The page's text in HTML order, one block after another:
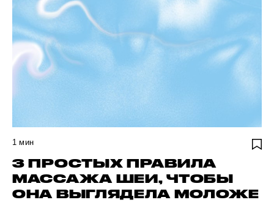
1 мин
3 ПРОСТЫХ ПРАВИЛА
МАССАЖА ШЕИ, ЧТОБЫ
ОНА ВЫГЛЯДЕЛА МОЛОЖЕ